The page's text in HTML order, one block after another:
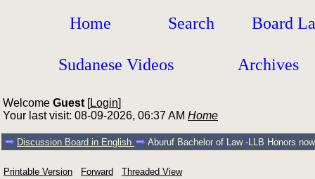
Home Search Board
Sudanese Videos Archives
Welcome Guest [Login]
Your last visit: 08-09-2026, 06:37 AM Home
Discussion Board in English Aburuf Bachelor of Law -LLB Honors
Printable Version Forward Threaded View